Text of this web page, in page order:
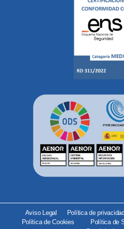
Aviso Legal
Política de
Política de Cookies
Política de